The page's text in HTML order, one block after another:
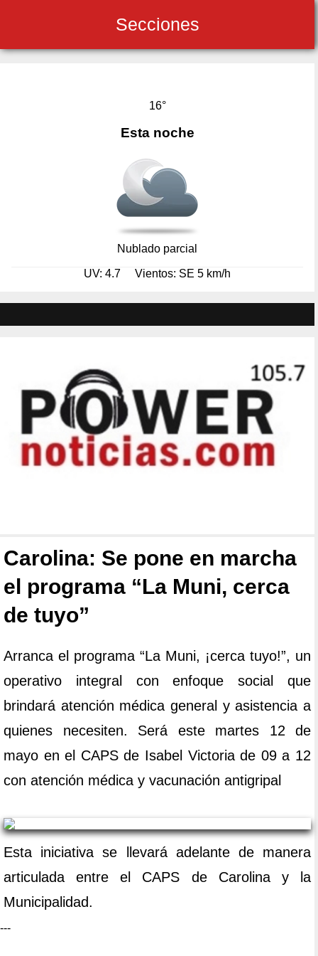
Secciones
16°
Esta noche
Nublado parcial
UV: 4.7 Vientos: SE 5 km/h
Carolina: Se pone en marcha
el programa “La Muni, cerca
de tuyo”
Arranca el programa “La Muni, ¡cerca tuyo!”, un
operativo integral con enfoque social que
brindará atención médica general y asistencia a
quienes necesiten. Será este martes 12 de
mayo en el CAPS de Isabel Victoria de 09 a 12
con atención médica y vacunación antigripal
Esta iniciativa se llevará adelante de manera
articulada entre el CAPS de Carolina y la
Municipalidad.
---